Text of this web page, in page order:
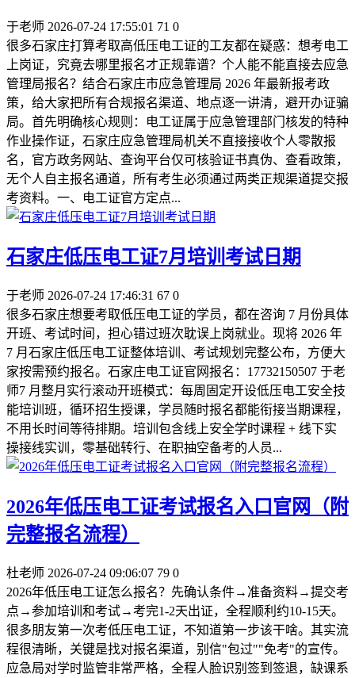
于老师 2026-07-24 17:55:01 71 0
很多石家庄打算考取高低压电工证的工友都在疑惑：想考电工
上岗证，究竟去哪里报名才正规靠谱？个人能不能直接去应急
管理局报名？结合石家庄市应急管理局 2026 年最新报考政
策，给大家把所有合规报名渠道、地点逐一讲清，避开办证骗
局。首先明确核心规则：电工证属于应急管理部门核发的特种
作业操作证，石家庄应急管理局机关不直接接收个人零散报
名，官方政务网站、查询平台仅可核验证书真伪、查看政策，
无个人自主报名通道，所有考生必须通过两类正规渠道提交报
考资料。一、电工证官方定点...
石家庄低压电工证7月培训考试日期
于老师 2026-07-24 17:46:31 67 0
很多石家庄想要考取低压电工证的学员，都在咨询 7 月份具体
开班、考试时间，担心错过班次耽误上岗就业。现将 2026 年
7 月石家庄低压电工证整体培训、考试规划完整公布，方便大
家按需预约报名。石家庄电工证官网报名：17732150507 于老
师7 月整月实行滚动开班模式：每周固定开设低压电工安全技
能培训班，循环招生授课，学员随时报名都能衔接当期课程，
不用长时间等待排期。培训包含线上安全学时课程 + 线下实
操接线实训，零基础转行、在职抽空备考的人员...
2026年低压电工证考试报名入口官网（附
完整报名流程）
杜老师 2026-07-24 09:06:07 79 0
2026年低压电工证怎么报名？先确认条件→准备资料→提交考
点→参加培训和考试→考完1-2天出证，全程顺利约10-15天。
很多朋友第一次考低压电工证，不知道第一步该干啥。其实流
程很清晰，关键是找对报名渠道，别信"包过""免考"的宣传。
应急局对学时监管非常严格，全程人脸识别签到签退，缺课系